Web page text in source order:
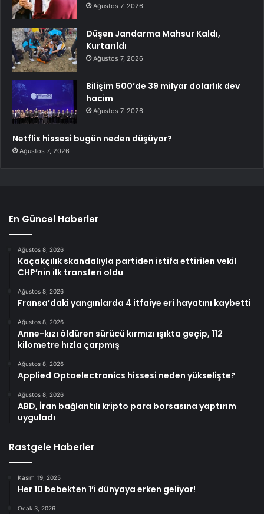
Ağustos 7, 2026
Düşen Jandarma Mahsur Kaldı,
Kurtarıldı
Ağustos 7, 2026
Bilişim 500’de 39 milyar dolarlık dev
hacim
Ağustos 7, 2026
Netflix hissesi bugün neden düşüyor?
Ağustos 7, 2026
En Güncel Haberler
Ağustos 8, 2026
Kaçakçılık skandalıyla partiden istifa ettirilen vekil
CHP’nin ilk transferi oldu
Ağustos 8, 2026
Fransa’daki yangınlarda 4 itfaiye eri hayatını kaybetti
Ağustos 8, 2026
Anne-kızı öldüren sürücü kırmızı ışıkta geçip, 112
kilometre hızla çarpmış
Ağustos 8, 2026
Applied Optoelectronics hissesi neden yükselişte?
Ağustos 8, 2026
ABD, İran bağlantılı kripto para borsasına yaptırım
uyguladı
Rastgele Haberler
Kasım 19, 2025
Her 10 bebekten 1’i dünyaya erken geliyor!
Ocak 3, 2026